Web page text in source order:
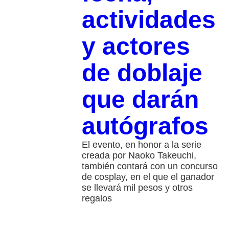
actividades
y actores
de doblaje
que darán
autógrafos
El evento, en honor a la serie
creada por Naoko Takeuchi,
también contará con un concurso
de cosplay, en el que el ganador
se llevará mil pesos y otros
regalos